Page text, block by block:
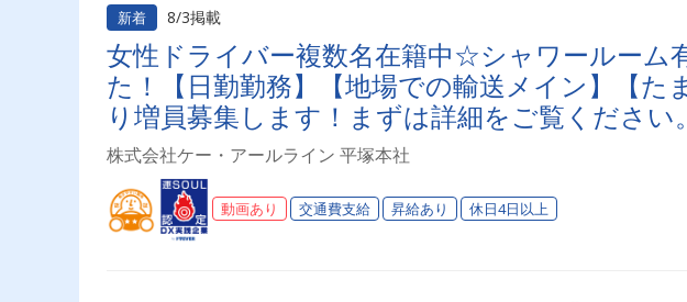
新着 8/3掲載
女性ドライバー複数名在籍中☆シャワールーム
た！【日勤勤務】【地場での輸送メイン】【た
り増員募集します！まずは詳細をご覧ください。
株式会社ケー・アールライン 平塚本社
動画あり 交通費支給 昇給あり 休日4日以上